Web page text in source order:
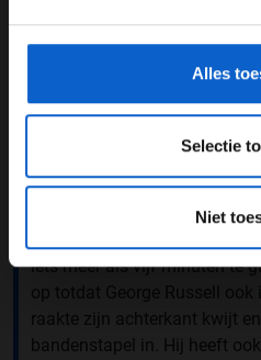
Alles
Selectie
Niet
Mercedes
lachertje gemaakt. Beide
konden niet meer verder.
de achterkant van zijn auto
Hij klonk teleurgesteld over
het uitstappen gelijk kijken
iets meer als vijf minuten te
op totdat George Russell ook
raakte zijn achterkant kwijt
bandenstapel in. Hij heeft
gegevensgebruik